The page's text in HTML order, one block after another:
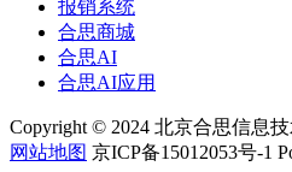
报销系统
合思商城
合思AI
合思AI应用
Copyright © 2024 北京合思信息
网站地图 京ICP备15012053号-1